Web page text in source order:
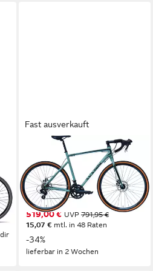
Fast ausverkauft
Gravelbike GRL3.0
56 cm Rahmenhöhe
14 Gänge
120 kg Zul. Gesamtgewicht
519,00 € UVP 791,95 €
15,07 € mtl. in 48 Raten
-34%
lieferbar in 2 Wochen